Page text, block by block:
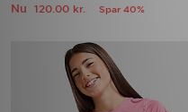
Nu 120.00 kr. Spar 40%